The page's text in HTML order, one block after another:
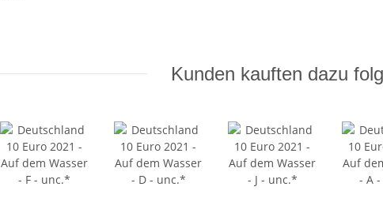
Kunden kauften dazu